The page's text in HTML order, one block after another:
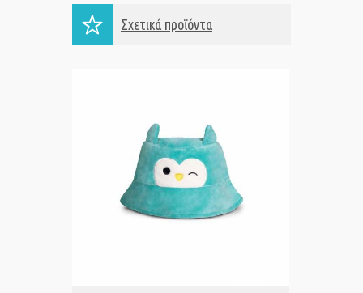
Σχετικά προϊόντα